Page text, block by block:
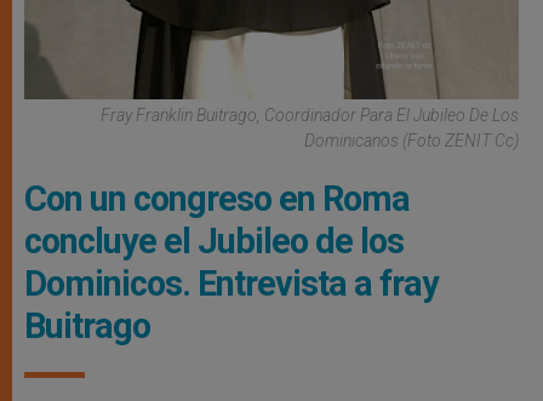
Fray Franklin Buitrago, Coordinador Para El Jubileo De Los
Dominicanos (Foto ZENIT Cc)
Con un congreso en Roma
concluye el Jubileo de los
Dominicos. Entrevista a fray
Buitrago